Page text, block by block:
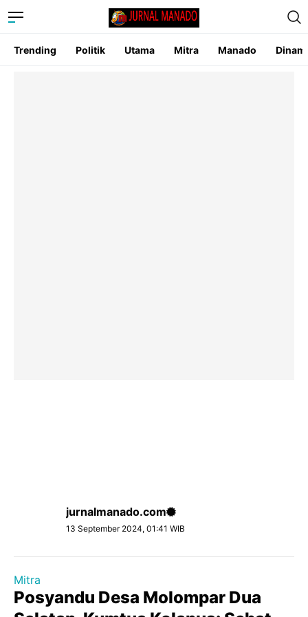
Trending Politik Utama Mitra Manado
jurnalmanado.com
13 September 2024, 01:41 WIB
Mitra
Posyandu Desa Molompar Dua